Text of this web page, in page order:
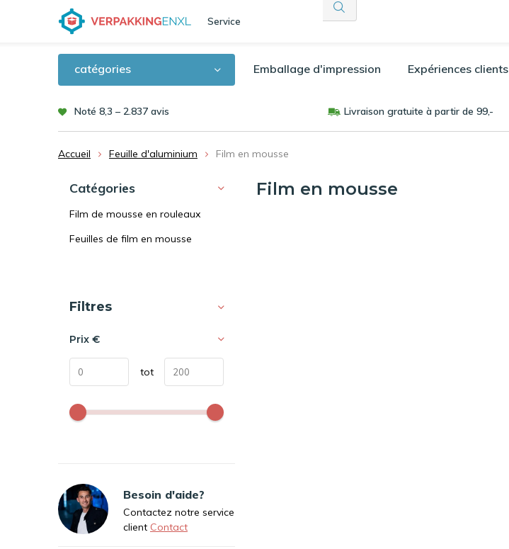
Service
catégories Emballage d'impression Expériences clients
Noté 8,3 – 2.837 avis Livraison gratuite à partir de 99,-
Accueil Feuille d'aluminium Film en mousse
Film en mousse
Catégories
Film de mousse en rouleaux
Feuilles de film en mousse
Trier par:
Filtres
Prix €
tot
Besoin d'aide?
Contactez notre service
client Contact